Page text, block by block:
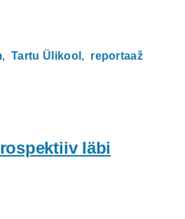
Tartu Ülikool reportaaž
läbi